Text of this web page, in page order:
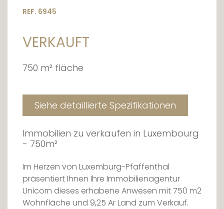
REF. 6945
VERKAUFT
750 m² fläche
Siehe detaillierte Spezifikationen
Immobilien zu verkaufen in Luxembourg
- 750m²
Im Herzen von Luxemburg-Pfaffenthal
präsentiert Ihnen Ihre Immobilienagentur
Unicorn dieses erhabene Anwesen mit 750 m2
Wohnfläche und 9,25 Ar Land zum Verkauf.